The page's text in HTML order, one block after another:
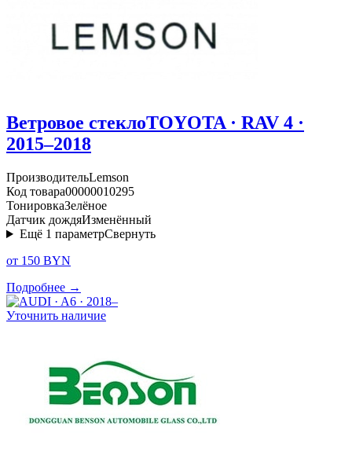
Ветровое стеклоTOYOTA · RAV 4 ·
2015–2018
ПроизводительLemson
Код товара00000010295
ТонировкаЗелёное
Датчик дождяИзменённый
Ещё 1 параметрСвернуть
от 150 BYN
Подробнее →
Уточнить наличие